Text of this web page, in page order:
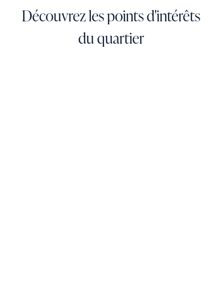
Découvrez les points d'intérêts
du quartier